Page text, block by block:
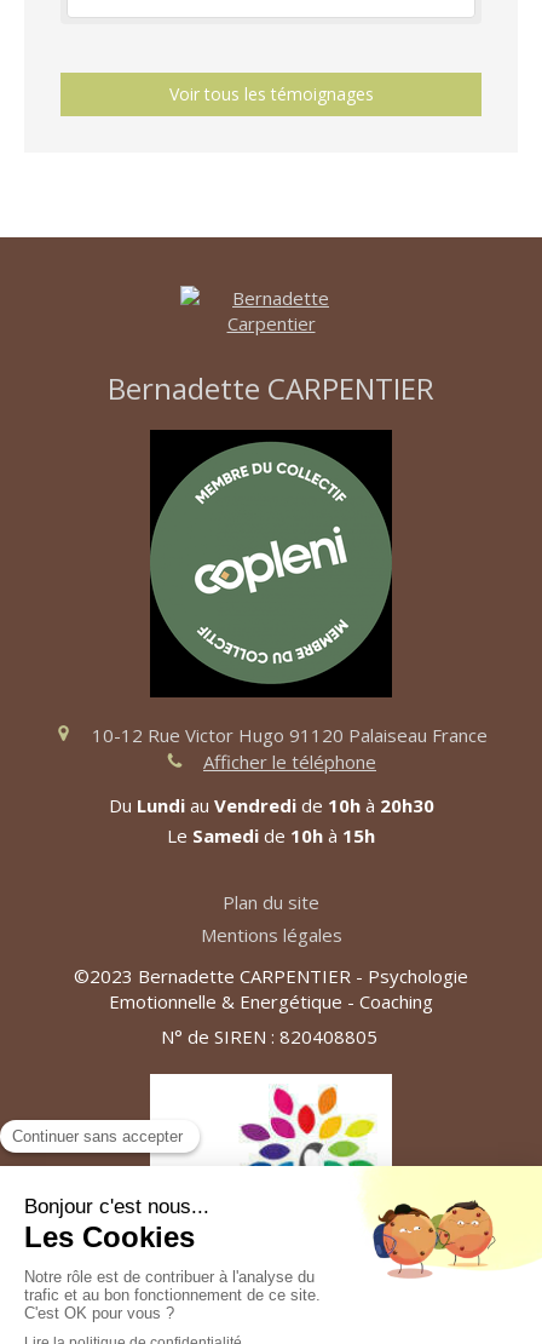
Voir tous les témoignages
Bernadette CARPENTIER
10-12 Rue Victor Hugo 91120 Palaiseau France
Afficher le téléphone
Du Lundiau Vendredide 10hà 20h30
Le Samedi de 10h à 15h
Plan du site
Mentions légales
©2023 Bernadette CARPENTIER - Psychologie
Emotionnelle & Energétique - Coaching
N° de SIREN : 820408805